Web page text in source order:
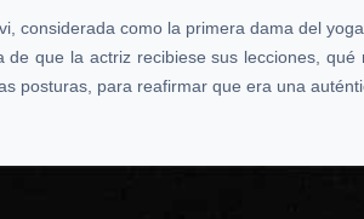
considerada como la primera dama del
de que la actriz recibiese sus lecciones,
posturas, para reafirmar que era una